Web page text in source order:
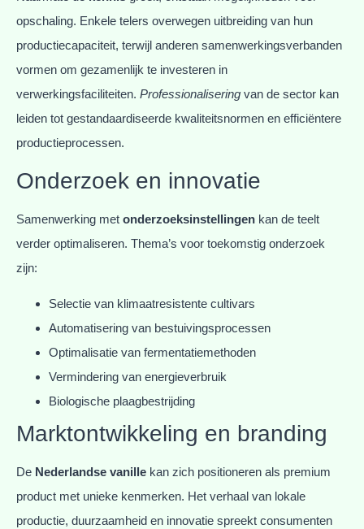
opschaling. Enkele telers overwegen uitbreiding van hun
productiecapaciteit, terwijl anderen samenwerkingsverbanden
vormen om gezamenlijk te investeren in
verwerkingsfaciliteiten. Professionalisering van de sector kan
leiden tot gestandaardiseerde kwaliteitsnormen en efficiëntere
productieprocessen.
Onderzoek en innovatie
Samenwerking met onderzoeksinstellingen kan de teelt
verder optimaliseren. Thema’s voor toekomstig onderzoek
zijn:
Selectie van klimaatresistente cultivars
Automatisering van bestuivingsprocessen
Optimalisatie van fermentatiemethoden
Vermindering van energieverbruik
Biologische plaagbestrijding
Marktontwikkeling en branding
De Nederlandse vanille kan zich positioneren als premium
product met unieke kenmerken. Het verhaal van lokale
productie, duurzaamheid en innovatie spreekt consumenten